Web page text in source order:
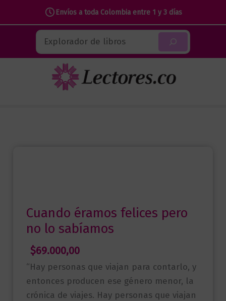
Envíos a toda Colombia entre 1 y 3 días
contenido
Buscar
Cuando éramos felices pero
no lo sabíamos
$69.000,00
“Hay personas que viajan para contarlo, y
entonces producen ese género menor, la
crónica de viajes. Hay personas que viajan